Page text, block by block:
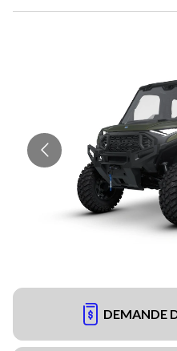
DEMANDE